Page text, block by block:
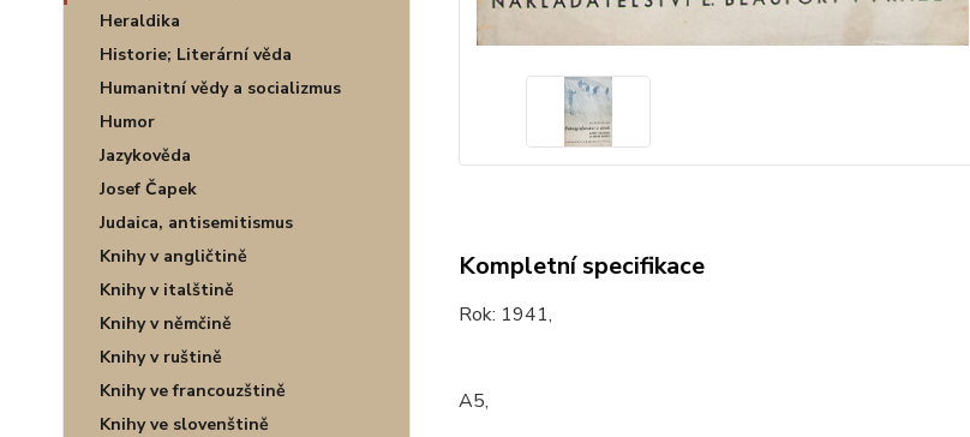
Heraldika
Historie; Literární věda
Humanitní vědy a socializmus
Humor
Jazykověda
Josef Čapek
Judaica, antisemitismus
Knihy v angličtině
Knihy v italštině
Knihy v němčině
Knihy v ruštině
Knihy ve francouzštině
Knihy ve slovenštině
Kompletní specifikace
Rok: 1941,
A5,